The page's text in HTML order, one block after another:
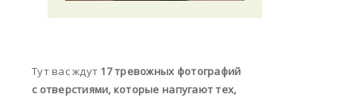
Тут вас ждут 17 тревожных фотографий
с отверстиями, которые напугают тех,